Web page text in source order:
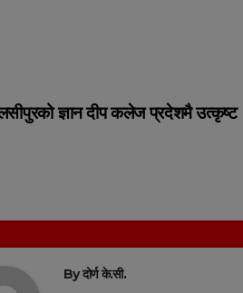
ज्ञान दीप कलेज प्रदेशमै उत्कृष्ट
Byदोर्ण के.सी.